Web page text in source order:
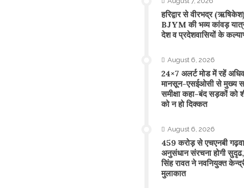
​हरिद्वार से वीरभद्र
BJYM की भव्य कांवड़
देश व प्रदेशवासियों के
August 6, 2026
24×7 अलर्ट मोड में रहें
मानसून-एसईओसी से मुख्य
समीक्षा कहा-बंद सड़कों को
को न हो दिक्कत
August 6, 2026
459 करोड़ से एचएनबी
अनुसंधान संरचना होगी
सिंह रावत ने नवनियुक्त
मुलाकात